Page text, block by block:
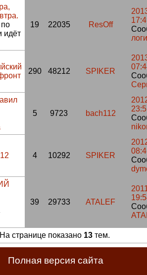
идёт
19 22035 ResOff
290 48212 SPIKER
5 9723 bach112
4 10292 SPIKER
39 29733 ATALEF
странице показано 13 тем.
Полная версия сайта